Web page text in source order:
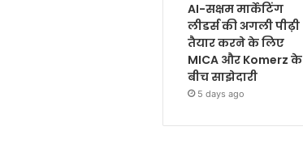
AI-सक्षम मार्केटिंग
लीडर्स की अगली पीढ़ी
तैयार करने के लिए
MICA और Komerz के
बीच साझेदारी
5 days ago